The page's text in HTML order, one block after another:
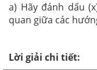
a) Hãy đánh dấu
quan giữa các
Lời giải chi tiết: